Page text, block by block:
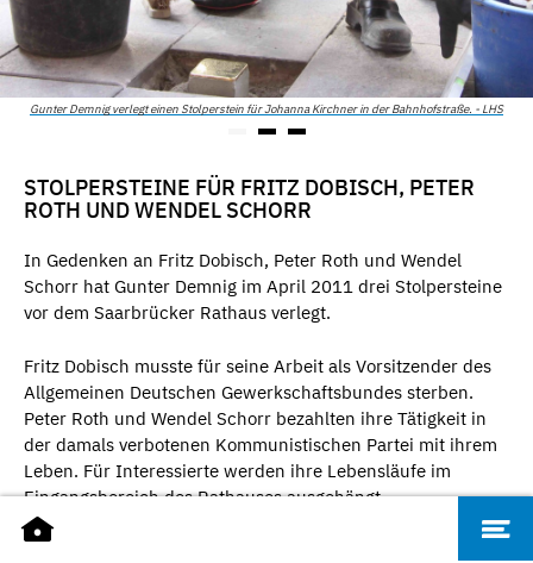
Gunter Demnig verlegt einen Stolperstein für Johanna Kirchner in der Bahnhofstraße. - LHS
STOLPERSTEINE FÜR FRITZ DOBISCH, PETER
ROTH UND WENDEL SCHORR
In Gedenken an Fritz Dobisch, Peter Roth und Wendel
Schorr hat Gunter Demnig im April 2011 drei Stolpersteine
vor dem Saarbrücker Rathaus verlegt.
Fritz Dobisch musste für seine Arbeit als Vorsitzender des
Allgemeinen Deutschen Gewerkschaftsbundes sterben.
Peter Roth und Wendel Schorr bezahlten ihre Tätigkeit in
der damals verbotenen Kommunistischen Partei mit ihrem
Leben. Für Interessierte werden ihre Lebensläufe im
Eingangsbereich des Rathauses ausgehängt.